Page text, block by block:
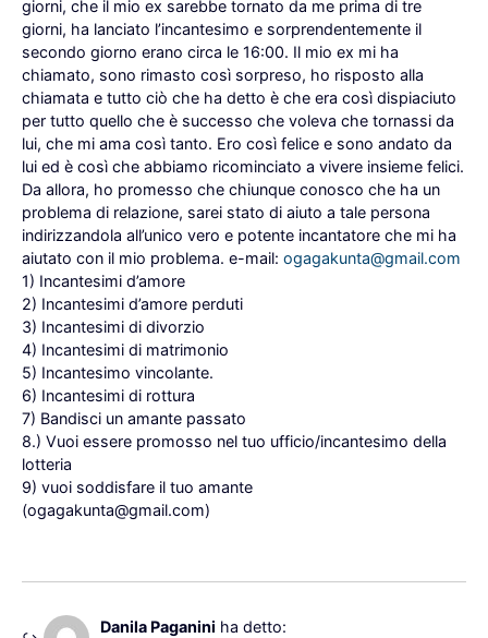
giorni, che il mio ex sarebbe tornato da me prima di tre
giorni, ha lanciato l’incantesimo e sorprendentemente il
secondo giorno erano circa le 16:00. Il mio ex mi ha
chiamato, sono rimasto così sorpreso, ho risposto alla
chiamata e tutto ciò che ha detto è che era così dispiaciuto
per tutto quello che è successo che voleva che tornassi da
lui, che mi ama così tanto. Ero così felice e sono andato da
lui ed è così che abbiamo ricominciato a vivere insieme felici.
Da allora, ho promesso che chiunque conosco che ha un
problema di relazione, sarei stato di aiuto a tale persona
indirizzandola all’unico vero e potente incantatore che mi ha
aiutato con il mio problema. e-mail: ogagakunta@gmail.com
1) Incantesimi d’amore
2) Incantesimi d’amore perduti
3) Incantesimi di divorzio
4) Incantesimi di matrimonio
5) Incantesimo vincolante.
6) Incantesimi di rottura
7) Bandisci un amante passato
8.) Vuoi essere promosso nel tuo ufficio/incantesimo della
lotteria
9) vuoi soddisfare il tuo amante
(ogagakunta@gmail.com)
Danila Paganini ha detto: